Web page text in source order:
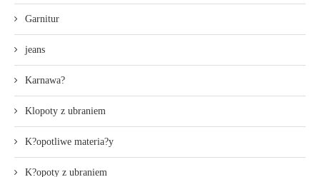
Garnitur
jeans
Karnawa?
Klopoty z ubraniem
K?opotliwe materia?y
K?opoty z ubraniem